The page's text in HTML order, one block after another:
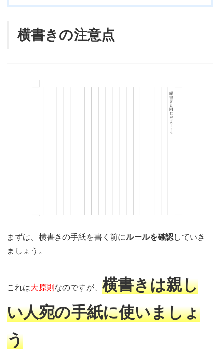
横書きの注意点
まずは、横書きの手紙を書く前にルールを確認していき
ましょう。
これは大原則なのですが、 横書きは親し
い人宛の手紙に使いましょ
う